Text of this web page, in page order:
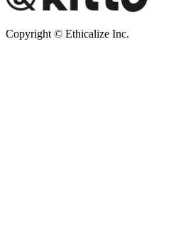
Copyright © Ethicalize Inc.